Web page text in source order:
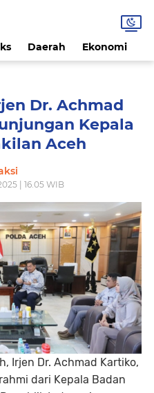
Daerah Ekonomi
Dr. Achmad
Kepala
Aceh
| 16.05 WIB
Irjen Dr. Achmad Kartiko,
dari Kepala Badan